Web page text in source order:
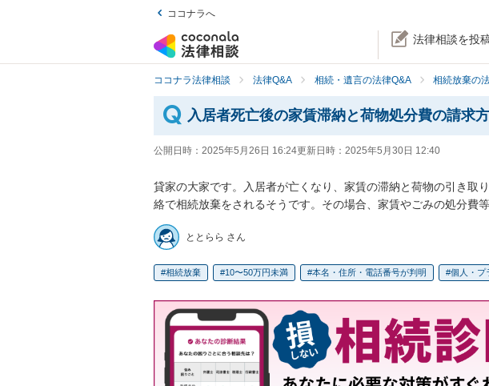
ココナラへ
法律相談を投
ココナラ法律相談 法律Q&A 相続・遺言の法律Q&A 相続放棄の
入居者死亡後の家賃滞納と荷物処分費の請求
公開日時： 2025年5月26日 16:24更新日時： 2025年5月30日 12:40
貸家の大家です。入居者が亡くなり、家賃の滞納と荷物の引き取
絡で相続放棄をされるそうです。その場合、家賃やごみの処分費
ととらら さん
相続放棄 10〜50万円未満 本名・住所・電話番号が判明 個人・プ